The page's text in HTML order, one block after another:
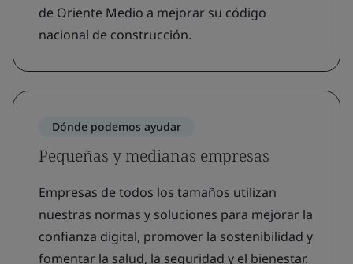
de Oriente Medio a mejorar su código
nacional de construcción.
Dónde podemos ayudar
Pequeñas y medianas empresas
Empresas de todos los tamaños utilizan
nuestras normas y soluciones para mejorar la
confianza digital, promover la sostenibilidad y
fomentar la salud, la seguridad y el bienestar.